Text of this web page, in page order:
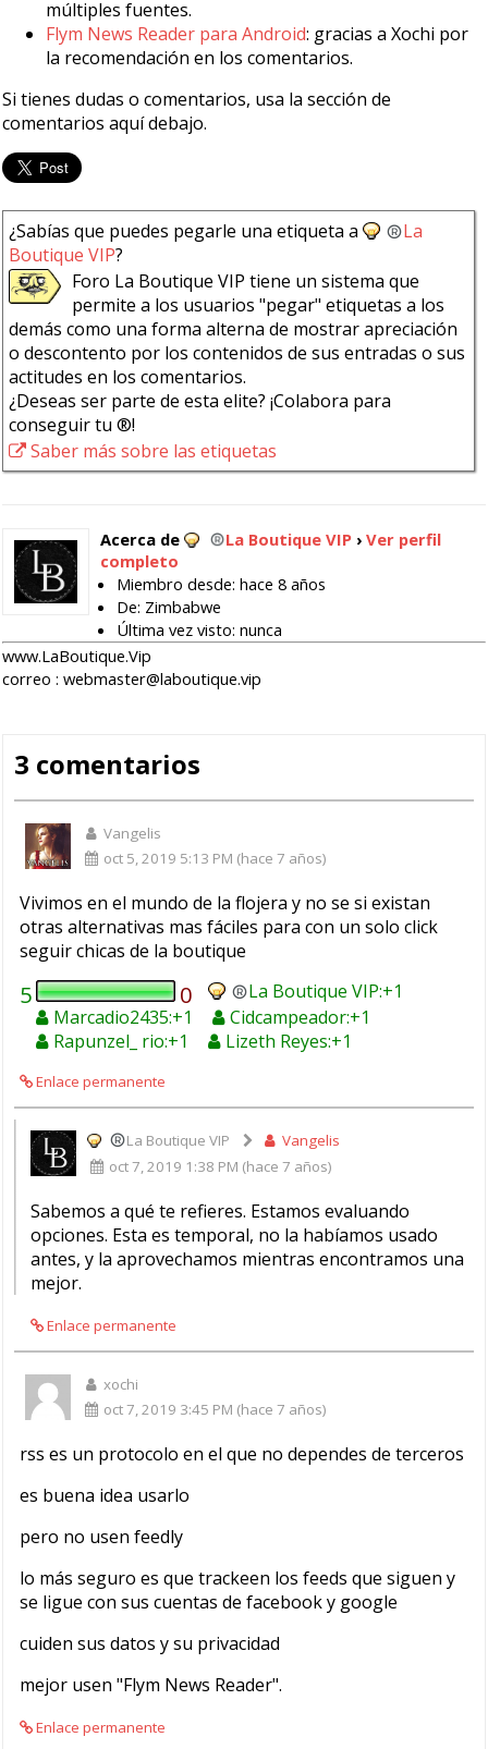
múltiples fuentes.
Flym News Reader para Android: gracias a Xochi por
la recomendación en los comentarios.
Si tienes dudas o comentarios, usa la sección de
comentarios aquí debajo.
¿Sabías que puedes pegarle una etiqueta a
La
Boutique VIP?
Foro La Boutique VIP tiene un sistema que
permite a los usuarios "pegar" etiquetas a los
demás como una forma alterna de mostrar apreciación
o descontento por los contenidos de sus entradas o sus
actitudes en los comentarios.
¿Deseas ser parte de esta elite? ¡Colabora para
conseguir tu ®!
Saber más sobre las etiquetas
Acerca de La Boutique VIP › Ver perfil
completo
Miembro desde: hace 8 años
De: Zimbabwe
Última vez visto: nunca
www.LaBoutique.Vip
correo : webmaster@laboutique.vip
3 comentarios
Vangelis
oct 5, 2019 5:13 PM (hace 7 años)
Vivimos en el mundo de la flojera y no se si existan
otras alternativas mas fáciles para con un solo click
seguir chicas de la boutique
5 0
La Boutique VIP
Marcadio2435
Cidcampeador
Rapunzel_ rio
Lizeth Reyes
Enlace permanente
La Boutique VIP
Vangelis
oct 7, 2019 1:38 PM (hace 7 años)
Sabemos a qué te refieres. Estamos evaluando
opciones. Esta es temporal, no la habíamos usado
antes, y la aprovechamos mientras encontramos una
mejor.
Enlace permanente
xochi
oct 7, 2019 3:45 PM (hace 7 años)
rss es un protocolo en el que no dependes de terceros
es buena idea usarlo
pero no usen feedly
lo más seguro es que trackeen los feeds que siguen y
se ligue con sus cuentas de facebook y google
cuiden sus datos y su privacidad
mejor usen "Flym News Reader".
Enlace permanente